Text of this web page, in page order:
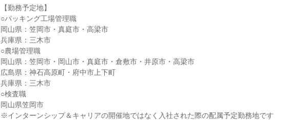
【勤務予定地】
○パッキング工場管理職
岡山県：笠岡市・真庭市・高梁市
兵庫県：三木市
○農場管理職
岡山県：笠岡市・岡山市・真庭市・倉敷市・井原市・高梁市
広島県：神石高原町・府中市上下町
兵庫県：三木市
○検査職
岡山県笠岡市
※インターンシップ＆キャリアの開催地ではなく入社された際の配属予定勤務地です